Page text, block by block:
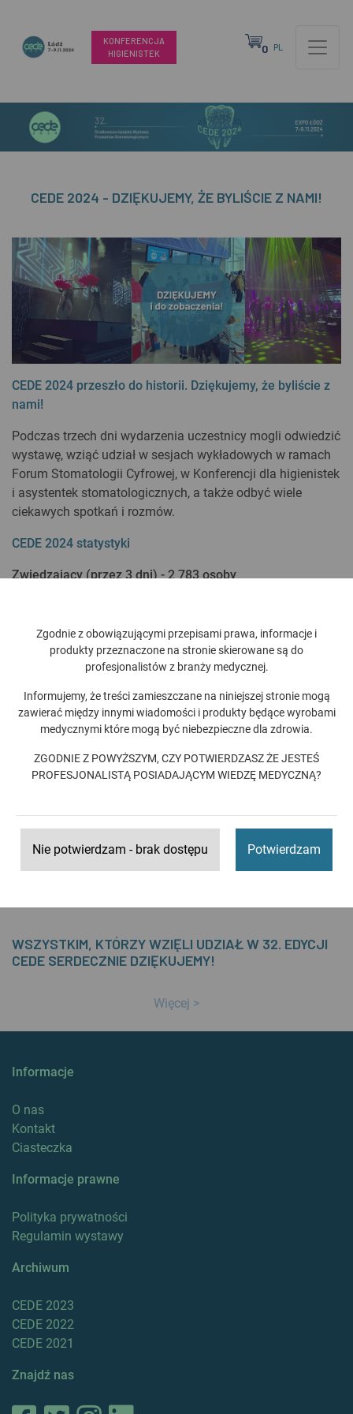
Zgodnie z obowiązującymi przepisami prawa, informacje i
produkty przeznaczone na stronie skierowane są do
profesjonalistów z branży medycznej.
Informujemy, że treści zamieszczane na niniejszej stronie mogą
zawierać między innymi wiadomości i produkty będące wyrobami
medycznymi które mogą być niebezpieczne dla zdrowia.
ZGODNIE Z POWYŻSZYM, CZY POTWIERDZASZ ŻE JESTEŚ
PROFESJONALISTĄ POSIADAJĄCYM WIEDZĘ MEDYCZNĄ?
Nie potwierdzam - brak dostępu Potwierdzam
KONFERENCJA
HIGIENISTEK
0 PL
CEDE 2024 - DZIĘKUJEMY, ŻE BYLIŚCIE Z NAMI!
CEDE 2024 przeszło do historii. Dziękujemy, że byliście z
nami!
Podczas trzech dni wydarzenia uczestnicy mogli odwiedzić
wystawę, wziąć udział w sesjach wykładowych w ramach
Forum Stomatologii Cyfrowej, w Konferencji dla higienistek
i asystentek stomatologicznych, a także odbyć wiele
ciekawych spotkań i rozmów.
CEDE 2024 statystyki
Zwiedzający (przez 3 dni) - 2 783 osoby
w dn. 8 listopada - 1 215 osób
w dn. 9 listopada - 985 osób
Zwiedzający według specjalizacji:
lekarze dentyści - 2 249 osób
technicy dentystyczni - 106 osób
inni - 156 osób
łódzkie - 756 osób
mazowieckie - 563 osoby
WSZYSTKIM, KTÓRZY WZIĘLI UDZIAŁ W 32. EDYCJI
CEDE SERDECZNIE DZIĘKUJEMY!
Więcej >
Informacje
O nas
Kontakt
Ciasteczka
Informacje prawne
Polityka prywatności
Regulamin wystawy
Archiwum
CEDE 2023
CEDE 2022
CEDE 2021
Znajdź nas